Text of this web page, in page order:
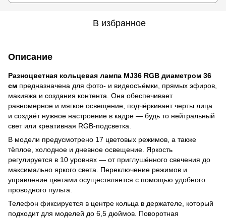
В избранное
Описание
Разноцветная кольцевая лампа MJ36 RGB диаметром 36
см предназначена для фото- и видеосъёмки, прямых эфиров,
макияжа и создания контента. Она обеспечивает
равномерное и мягкое освещение, подчёркивает черты лица
и создаёт нужное настроение в кадре — будь то нейтральный
свет или креативная RGB-подсветка.
В модели предусмотрено 17 цветовых режимов, а также
тёплое, холодное и дневное освещение. Яркость
регулируется в 10 уровнях — от приглушённого свечения до
максимально яркого света. Переключение режимов и
управление цветами осуществляется с помощью удобного
проводного пульта.
Телефон фиксируется в центре кольца в держателе, который
подходит для моделей до 6,5 дюймов. Поворотная